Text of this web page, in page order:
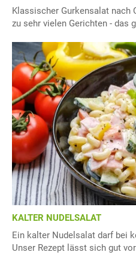
Klassischer Gurkensalat nach
zu sehr vielen Gerichten - das
KALTER NUDELSALAT
Ein kalter Nudelsalat darf bei
Unser Rezept lässt sich gut